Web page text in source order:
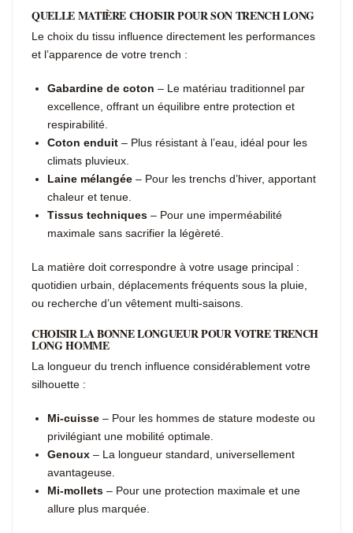
QUELLE MATIÈRE CHOISIR POUR SON TRENCH LONG
Le choix du tissu influence directement les performances
et l’apparence de votre trench :
Gabardine de coton – Le matériau traditionnel par
excellence, offrant un équilibre entre protection et
respirabilité.
Coton enduit – Plus résistant à l’eau, idéal pour les
climats pluvieux.
Laine mélangée – Pour les trenchs d’hiver, apportant
chaleur et tenue.
Tissus techniques – Pour une imperméabilité
maximale sans sacrifier la légèreté.
La matière doit correspondre à votre usage principal :
quotidien urbain, déplacements fréquents sous la pluie,
ou recherche d’un vêtement multi-saisons.
CHOISIR LA BONNE LONGUEUR POUR VOTRE TRENCH
LONG HOMME
La longueur du trench influence considérablement votre
silhouette :
Mi-cuisse – Pour les hommes de stature modeste ou
privilégiant une mobilité optimale.
Genoux – La longueur standard, universellement
avantageuse.
Mi-mollets – Pour une protection maximale et une
allure plus marquée.